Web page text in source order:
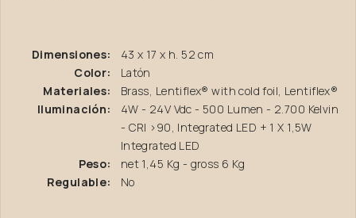
Dimensiones:
43 x 17 x h. 52 cm
Color:
Latón
Materiales:
Brass, Lentiflex® with cold foil, Lentiflex®
Iluminación:
4W - 24V Vdc - 500 Lumen - 2.700 Kelvin
- CRI >90, Integrated LED + 1 X 1,5W
Integrated LED
Peso:
net 1,45 Kg - gross 6 Kg
Regulable:
No